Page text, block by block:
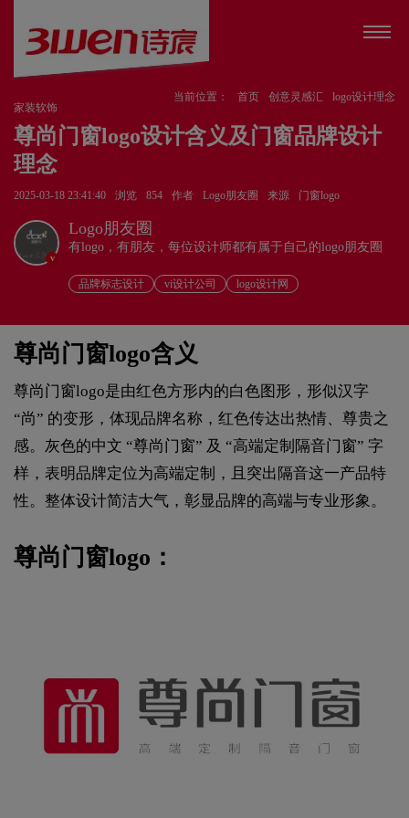
当前位置： 首页 创意灵感汇
logo设计理念
家装软饰
尊尚门窗logo设计含义及门窗品牌设计
理念
2025-03-18 23:41:40 浏览 854 作者 Logo朋友圈 来源 门窗logo
v
Logo朋友圈
有logo，有朋友，每位设计师都有属于自己的logo朋友圈
品牌标志设计 vi设计公司 logo设计网
尊尚门窗logo含义
尊尚门窗logo是由红色方形内的白色图形，形似汉字
“尚” 的变形，体现品牌名称，红色传达出热情、尊贵之
感。灰色的中文 “尊尚门窗” 及 “高端定制隔音门窗” 字
样，表明品牌定位为高端定制，且突出隔音这一产品特
性。整体设计简洁大气，彰显品牌的高端与专业形象。
尊尚门窗logo：